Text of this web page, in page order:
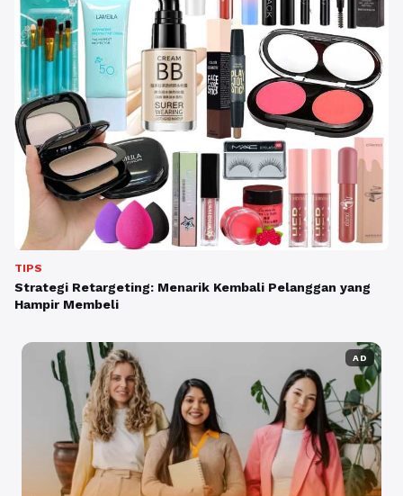
TIPS
Strategi Retargeting: Menarik Kembali Pelanggan yang
Hampir Membeli
AD